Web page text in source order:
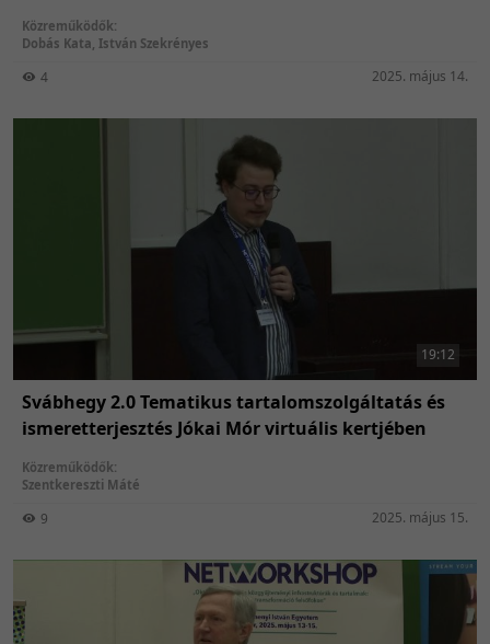
Közreműködők:
Dobás Kata, István Szekrényes
4 2025. május 14.
19:12
Svábhegy 2.0 Tematikus tartalomszolgáltatás és
ismeretterjesztés Jókai Mór virtuális kertjében
Közreműködők:
Szentkereszti Máté
9 2025. május 15.